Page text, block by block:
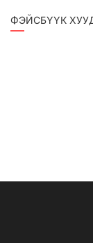
ФЭЙСБҮҮК